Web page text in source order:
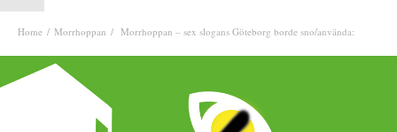
Home Morrhoppan Morrhoppan – sex slogans Göteborg borde sno/använda: